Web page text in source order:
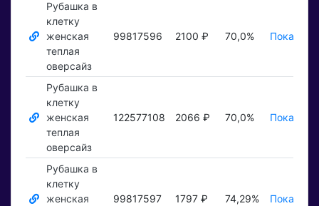
Рубашка в
клетку
женская
теплая
оверсайз
99817596 2100 ₽ 70,0% Показать
Рубашка в
клетку
женская
теплая
оверсайз
122577108 2066 ₽ 70,0% Показать
Рубашка в
клетку
женская
99817597 1797 ₽ 74,29% Показать